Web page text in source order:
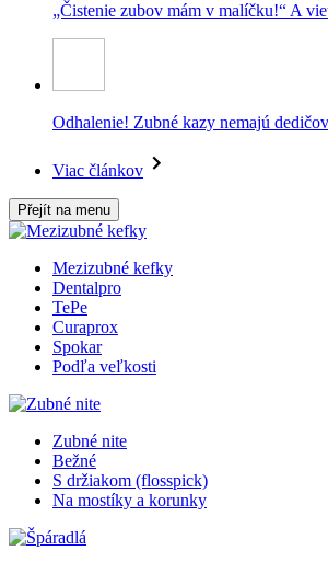
„Čistenie zubov mám v malíčku!“ A
Odhalenie! Zubné kazy nemajú
Viac článkov
Přejít na menu
Mezizubné kefky
Dentalpro
TePe
Curaprox
Spokar
Podľa veľkosti
Zubné nite
Bežné
S držiakom (flosspick)
Na mostíky a korunky